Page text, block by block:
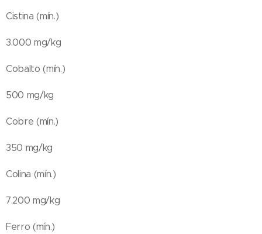
Cistina (mín.)
3.000 mg/kg
Cobalto (mín.)
500 mg/kg
Cobre (mín.)
350 mg/kg
Colina (mín.)
7.200 mg/kg
Ferro (mín.)